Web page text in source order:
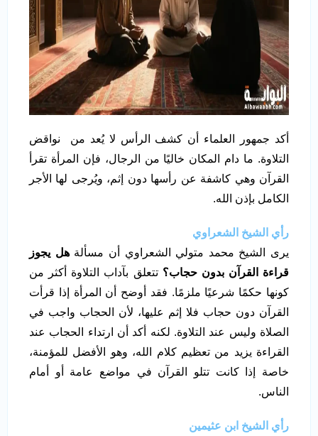
أكد جمهور العلماء أن كشف الرأس لا يُعد من نواقض
التلاوة. ما دام المكان خاليًا من الرجال، فإن المرأة تقرأ
القرآن وهي كاشفة عن رأسها دون إثم، ويُرجى لها الأجر
الكامل بإذن الله.
رأي الشيخ الشعراوي
يرى الشيخ محمد متولي الشعراوي أن مسألةهل يجوز
قراءة القرآن بدون حجاب؟ تتعلق بآداب التلاوة أكثر من
كونها حكمًا شرعيًا ملزمًا. فقد أوضح أن المرأة إذا قرأت
القرآن دون حجاب فلا إثم عليها، لأن الحجاب واجب في
الصلاة وليس عند التلاوة. لكنه أكد أن ارتداء الحجاب عند
القراءة يزيد من تعظيم كلام الله، وهو الأفضل للمؤمنة،
خاصة إذا كانت تتلو القرآن في مواضع عامة أو أمام
الناس.
رأي الشيخ ابن عثيمين